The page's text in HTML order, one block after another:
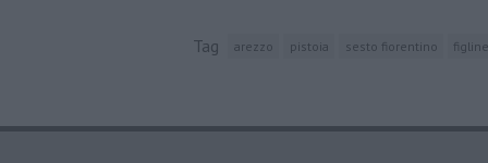
Tag arezzo pistoia sesto fiorentino